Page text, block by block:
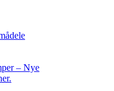
– Nye